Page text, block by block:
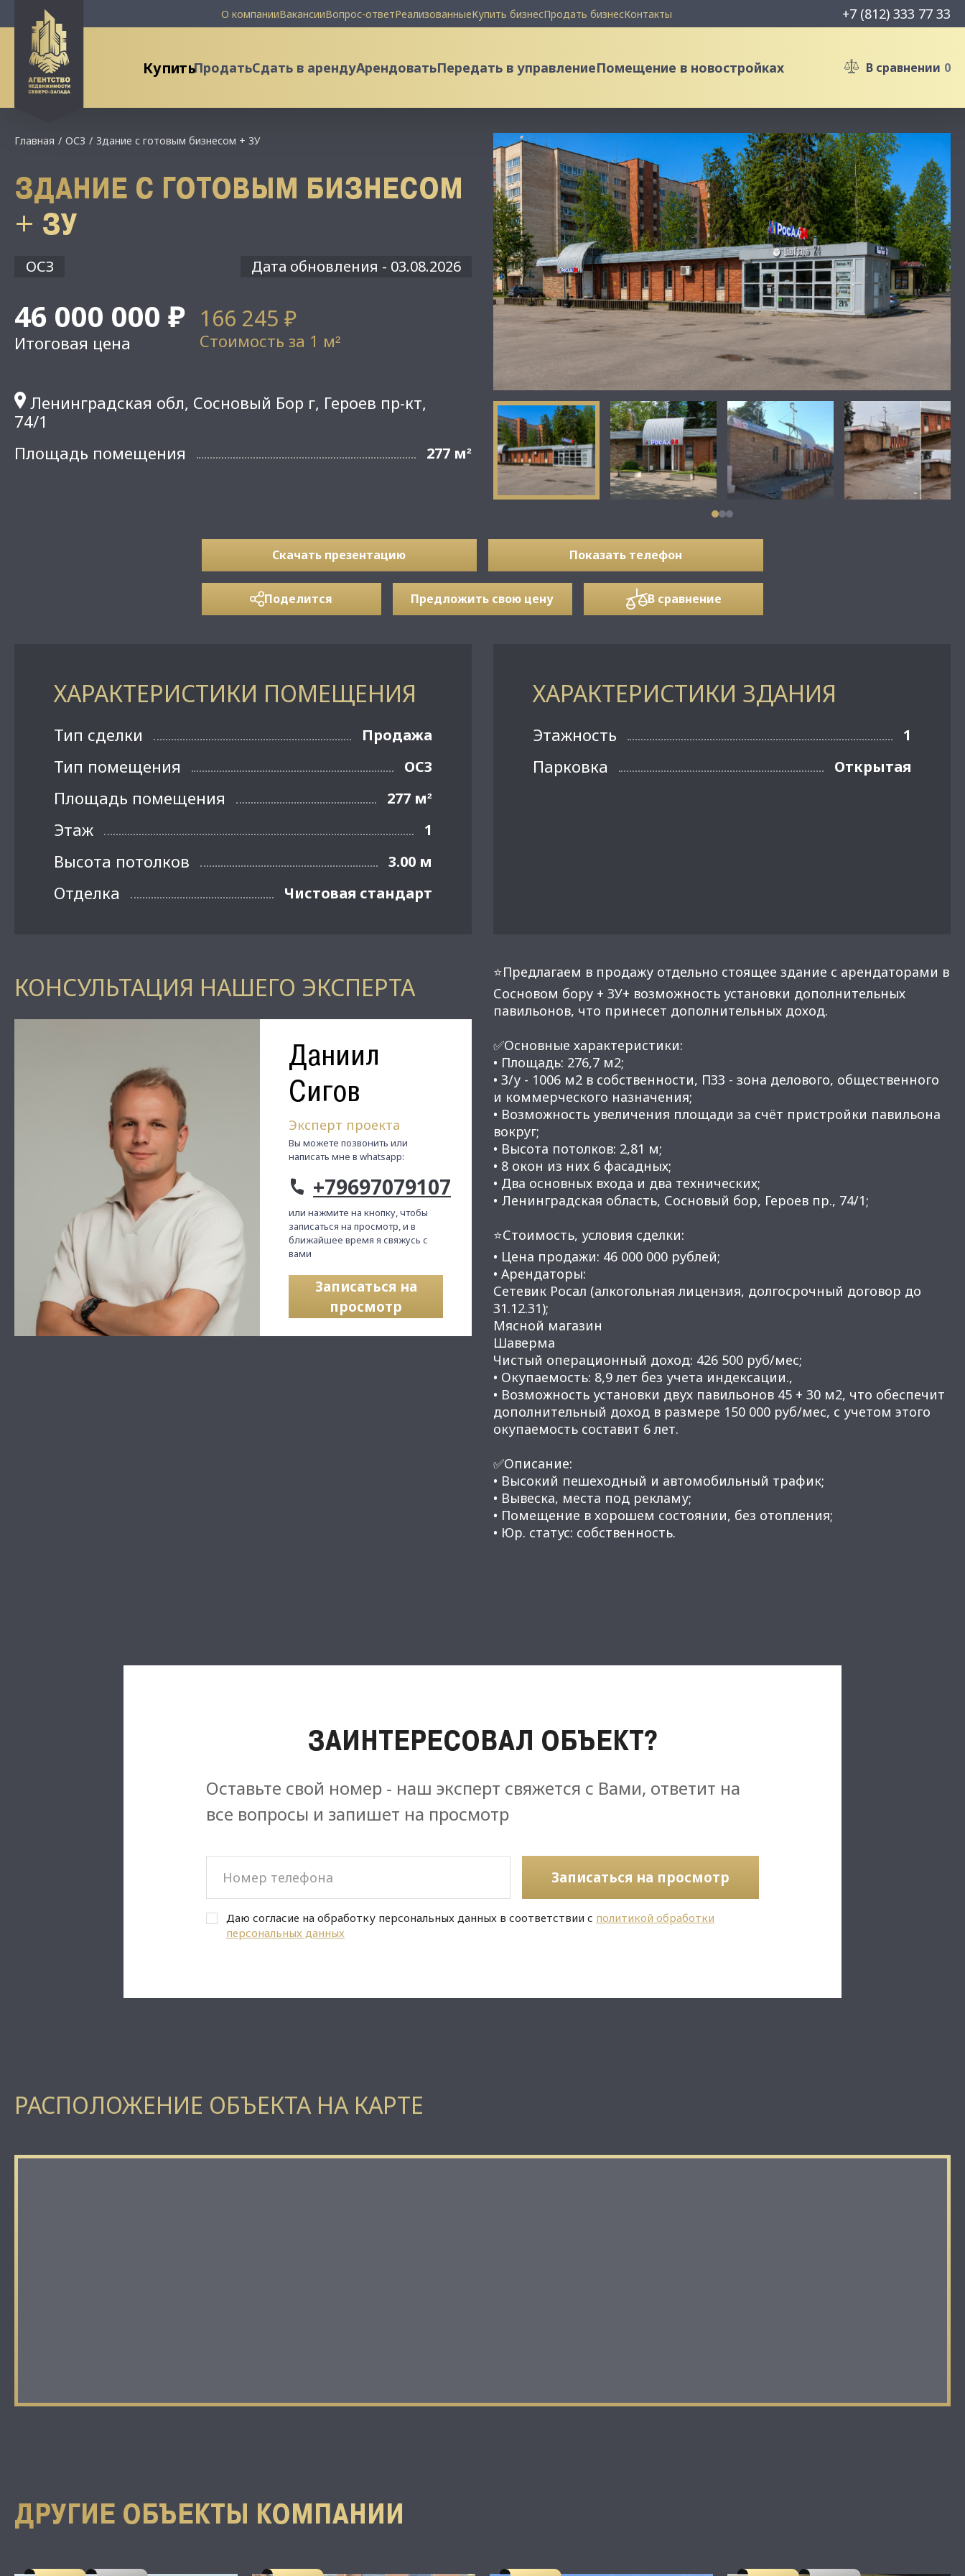
О компанииВакансииВопрос-ответРеализованныеКупить бизнесПродать бизнесКонтакты +7 (812) 333 77 33
КупитьПродатьСдать в арендуАрендоватьПередать в управлениеПомещение в новостройках В сравнении 0
Главная ОСЗ Здание с готовым бизнесом + ЗУ
ЗДАНИЕ С ГОТОВЫМ БИЗНЕСОМ
+ ЗУ
ОСЗ Дата обновления - 03.08.2026
46 000 000 ₽
Итоговая цена
166 245 ₽
Стоимость за 1 м²
Ленинградская обл, Сосновый Бор г, Героев пр-кт,
74/1
Площадь помещения
277 м²
Скачать презентацию Показать телефон
Поделится Предложить свою цену В сравнение
ХАРАКТЕРИСТИКИ ПОМЕЩЕНИЯ
Тип сделки Продажа
Тип помещения ОСЗ
Площадь помещения 277 м²
Этаж 1
Высота потолков 3.00 м
Отделка Чистовая стандарт
ХАРАКТЕРИСТИКИ ЗДАНИЯ
Этажность 1
Парковка Открытая
КОНСУЛЬТАЦИЯ НАШЕГО ЭКСПЕРТА
Даниил
Сигов
Эксперт проекта
Вы можете позвонить или
написать мне в whatsapp:
+79697079107
или нажмите на кнопку, чтобы
записаться на просмотр, и в
ближайшее время я свяжусь с
вами
Записаться на
просмотр
⭐Предлагаем в продажу отдельно стоящее здание с арендаторами в
Сосновом бору + ЗУ+ возможность установки дополнительных
павильонов, что принесет дополнительных доход.
✅Основные характеристики:
• Площадь: 276,7 м2;
• З/у - 1006 м2 в собственности, ПЗЗ - зона делового, общественного
и коммерческого назначения;
• Возможность увеличения площади за счёт пристройки павильона
вокруг;
• Высота потолков: 2,81 м;
• 8 окон из них 6 фасадных;
• Два основных входа и два технических;
• Ленинградская область, Сосновый бор, Героев пр., 74/1;
⭐Стоимость, условия сделки:
• Цена продажи: 46 000 000 рублей;
• Арендаторы:
Сетевик Росал (алкогольная лицензия, долгосрочный договор до
31.12.31);
​​​​​​​Мясной магазин
Шаверма
Чистый операционный доход: 426 500 руб/мес;
• Окупаемость: 8,9 лет без учета индексации.,
• Возможность установки двух павильонов 45 + 30 м2, что обеспечит
дополнительный доход в размере 150 000 руб/мес, с учетом этого
окупаемость составит 6 лет.
✅Описание:
• Высокий пешеходный и автомобильный трафик;
• Вывеска, места под рекламу;
• Помещение в хорошем состоянии, без отопления;
• Юр. статус: собственность.
ЗАИНТЕРЕСОВАЛ ОБЪЕКТ?
Оставьте свой номер - наш эксперт свяжется с Вами, ответит на
все вопросы и запишет на просмотр
Записаться на просмотр
Даю согласие на обработку персональных данных в соответствии с политикой обработки
персональных данных
РАСПОЛОЖЕНИЕ ОБЪЕКТА НА КАРТЕ
ДРУГИЕ ОБЪЕКТЫ КОМПАНИИ